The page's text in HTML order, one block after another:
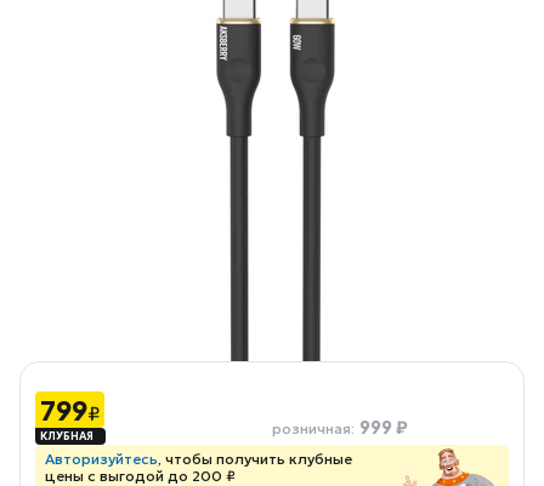
799₽
розничная: 999 ₽
Авторизуйтесь, чтобы получить клубные
цены с выгодой до 200 ₽